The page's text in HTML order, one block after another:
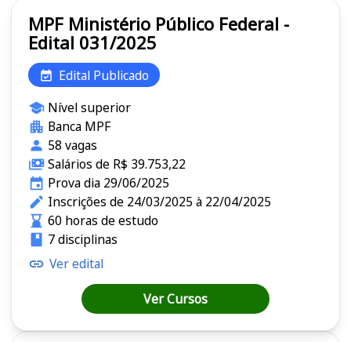
MPF Ministério Público Federal -
Edital 031/2025
Edital Publicado
Nível superior
Banca MPF
58 vagas
Salários de R$ 39.753,22
Prova dia 29/06/2025
Inscrições de 24/03/2025 à 22/04/2025
60 horas de estudo
7 disciplinas
Ver edital
Ver Cursos